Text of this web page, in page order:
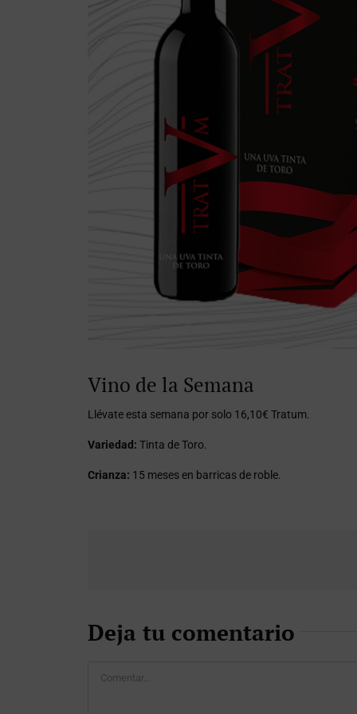
Vino de la Semana
Llévate esta semana por solo 16,10€ Tratum.
Variedad: Tinta de Toro.
Crianza: 15 meses en barricas de roble.
Deja tu comentario